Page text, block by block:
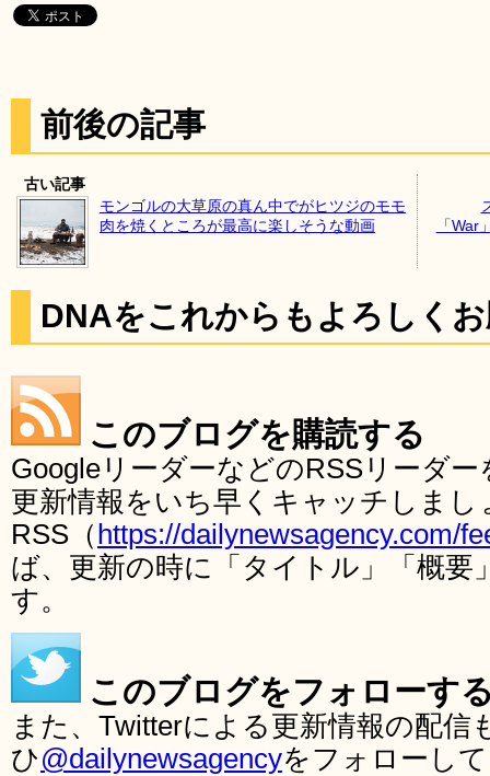
前後の記事
古い記事
モンゴルの大草原の真ん中でがヒツジのモモ
肉を焼くところが最高に楽しそうな動画
「
DNAをこれからもよろしく
このブログを購読する
GoogleリーダーなどのRSSリーダ
更新情報をいち早くキャッチしま
RSS（ https://dailynewsagency.com/
ば、更新の時に「タイトル」「概要
す。
このブログをフォローす
また、Twitterによる更新情報の配
ひ@dailynewsagencyをフォローし